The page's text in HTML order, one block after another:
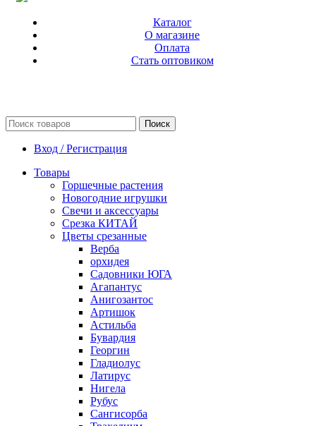
Каталог
О магазине
Оплата
Стать оптовиком
Поиск
Вход / Регистрация
Товары
Горшечные растения
Новогодние игрушки
Свечи и аксессуары
Срезка КИТАЙ
Цветы срезанные
Верба
орхидея
Садовники ЮГА
Агапантус
Анигозантос
Артишок
Астильба
Бувардия
Георгин
Гладиолус
Латирус
Нигела
Рубус
Сангисорба